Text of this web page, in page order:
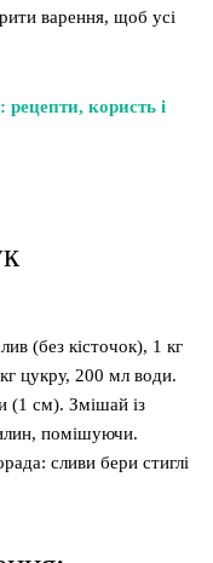
варення, щоб усі
користь і
(без кісточок), 1 кг
цукру, 200 мл води.
(1 см). Змішай із
помішуючи.
сливи бери стиглі